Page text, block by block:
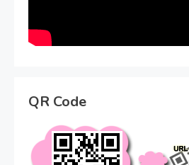
QR Code